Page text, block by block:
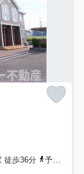
徒歩36分 予讃線「鬼無」駅 徒歩49分